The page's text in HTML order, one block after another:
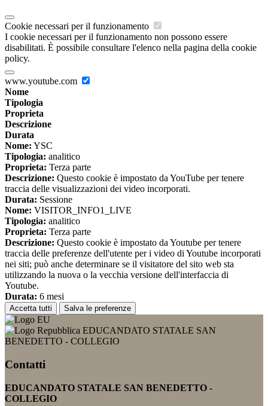
Cookie necessari per il funzionamento
I cookie necessari per il funzionamento non possono essere
disabilitati. È possibile consultare l'elenco nella pagina della cookie
policy.
www.youtube.com
Nome
Tipologia
Proprieta
Descrizione
Durata
Nome: YSC
Tipologia: analitico
Proprieta: Terza parte
Descrizione: Questo cookie è impostato da YouTube per tenere
traccia delle visualizzazioni dei video incorporati.
Durata: Sessione
Nome: VISITOR_INFO1_LIVE
Tipologia: analitico
Proprieta: Terza parte
Descrizione: Questo cookie è impostato da Youtube per tenere
traccia delle preferenze dell'utente per i video di Youtube incorporati
nei siti; può anche determinare se il visitatore del sito web sta
utilizzando la nuova o la vecchia versione dell'interfaccia di
Youtube.
Durata: 6 mesi
Accetta tutti Salva le preferenze
EDUCANDATO STATALE SAN
BENEDETTO - COLLEGIO
Contatti
EDUCANDATO STATALE SAN BENEDETTO -
COLLEGIO